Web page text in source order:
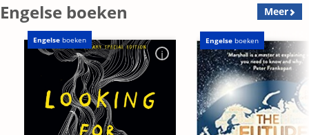
Engelse boeken Meer
Engelse boeken Engelse boeken